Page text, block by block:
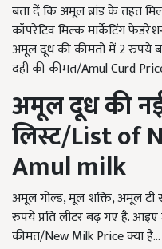
बता दें कि अमूल ब्रांड के तहत
कॉपरेटिव मिल्क मार्केटिंग
अमूल दूध की कीमतों में 2 रुपये
दही की कीमत/Amul Curd
अमूल दूध की
लिस्ट/List of
Amul milk
अमूल गोल्ड, मूल शक्ति, अमूल
रुपये प्रति लीटर बढ़ गए है.
कीमत/New Milk Price क्या है...